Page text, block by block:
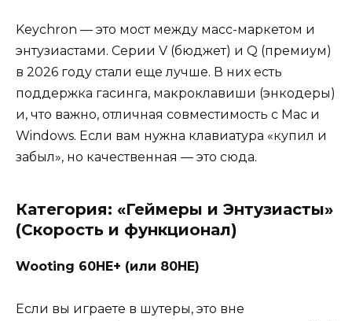
Keychron — это мост между масс-маркетом и
энтузиастами. Серии V (бюджет) и Q (премиум)
в 2026 году стали еще лучше. В них есть
поддержка гасинга, макроклавиши (энкодеры)
и, что важно, отличная совместимость с Mac и
Windows. Если вам нужна клавиатура «купил и
забыл», но качественная — это сюда.
Категория: «Геймеры и Энтузиасты»
(Скорость и функционал)
Wooting 60HE+ (или 80HE)
Если вы играете в шутеры, это вне